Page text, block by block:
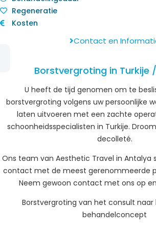
Regeneratie
Kosten
Contact en
Borstvergroting in Turkije
U heeft de tijd genomen om te
borstvergroting volgens uw persoonlijke
laten uitvoeren met een zachte
schoonheidsspecialisten in Turkije.
decolleté.
Ons team van Aesthetic Travel in Antalya
contact met de meest gerenommeerde
Neem gewoon contact met ons op
Borstvergroting van het consult naar
behandelconcept